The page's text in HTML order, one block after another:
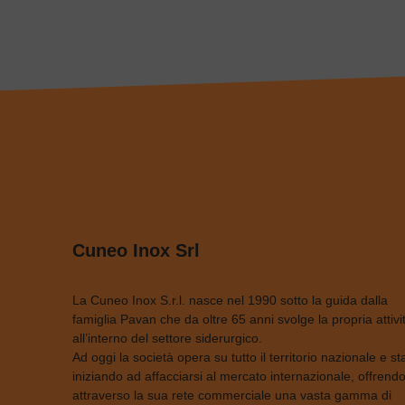
Cuneo Inox Srl
La Cuneo Inox S.r.l. nasce nel 1990 sotto la guida dalla
famiglia Pavan che da oltre 65 anni svolge la propria
all’interno del settore siderurgico.
Ad oggi la società opera su tutto il territorio nazionale e
iniziando ad affacciarsi al mercato internazionale, offrendo,
attraverso la sua rete commerciale una vasta gamma di